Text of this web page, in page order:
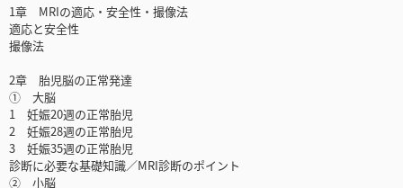
1章 MRIの適応・安全性・撮像法
適応と安全性
撮像法
2章 胎児脳の正常発達
① 大脳
1 妊娠20週の正常胎児
2 妊娠28週の正常胎児
3 妊娠35週の正常胎児
診断に必要な基礎知識／MRI診断のポイント
② 小脳